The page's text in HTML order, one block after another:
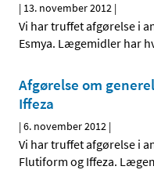
| 13. november 2012 |
Vi har truffet afgørelse i
Esmya. Lægemidler har
Afgørelse om
Iffeza
|6. november 2012 |
Vi har truffet afgørelse i
Flutiform og Iffeza.